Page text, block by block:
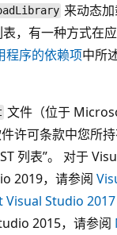
来动态
，有一种方式在
程序的依赖项中所
文件（位于
许可条款中您所
列表”。 对于
2019，请参阅
Studio 2017
2015，请参阅